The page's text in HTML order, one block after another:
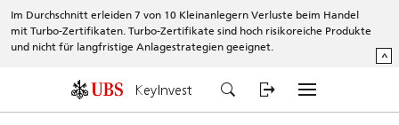
Im Durchschnitt erleiden 7 von 10 Kleinanlegern Verluste beim Handel
mit Turbo-Zertifikaten. Turbo-Zertifikate sind hoch risikoreiche Produkte
und nicht für langfristige Anlagestrategien geeignet.
^
KeyInvest